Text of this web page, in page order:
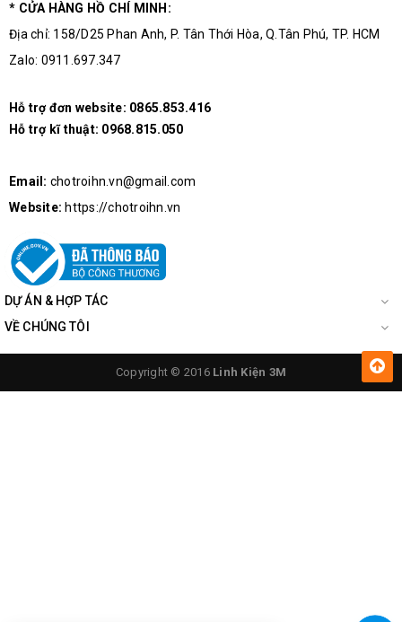
* CỬA HÀNG HỒ CHÍ MINH:
Địa chỉ: 158/D25 Phan Anh, P. Tân Thới Hòa, Q.Tân Phú, TP. HCM
Zalo: 0911.697.347
Hỗ trợ đơn website: 0865.853.416
Hỗ trợ kĩ thuật: 0968.815.050
Email: chotroihn.vn@gmail.com
Website: https://chotroihn.vn
DỰ ÁN & HỢP TÁC
VỀ CHÚNG TÔI
Copyright © 2016 Linh Kiện 3M